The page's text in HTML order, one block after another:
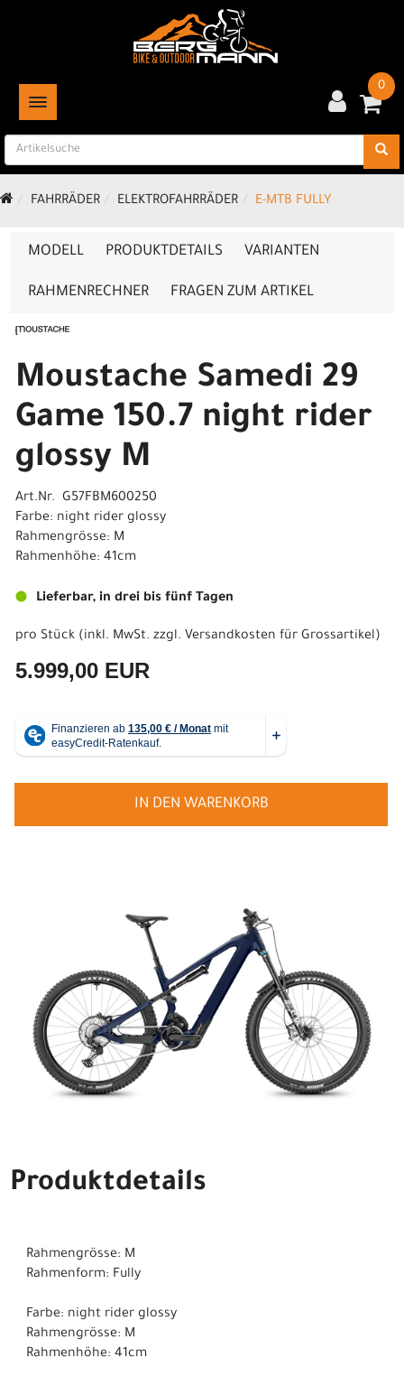
TOGGLE NAVIGATION
0
FAHRRÄDER ELEKTROFAHRRÄDER E-MTB FULLY
MODELL PRODUKTDETAILS VARIANTEN
RAHMENRECHNER FRAGEN ZUM ARTIKEL
Moustache Samedi 29
Game 150.7 night rider
glossy M
Art.Nr. G57FBM600250
Farbe: night rider glossy
Rahmengrösse: M
Rahmenhöhe: 41cm
Lieferbar, in drei bis fünf Tagen
pro Stück (inkl. MwSt. zzgl. Versandkosten für Grossartikel)
5.999,00 EUR
IN DEN WARENKORB
Produktdetails
Rahmengrösse: M
Rahmenform: Fully
Farbe: night rider glossy
Rahmengrösse: M
Rahmenhöhe: 41cm